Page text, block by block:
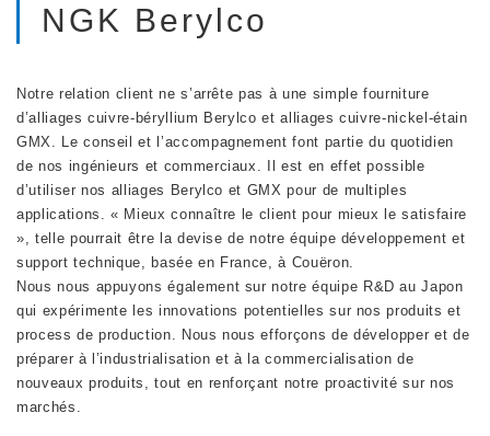
NGK Berylco
Notre relation client ne s’arrête pas à une simple fourniture
d’alliages cuivre-béryllium Berylco et alliages cuivre-nickel-étain
GMX. Le conseil et l’accompagnement font partie du quotidien
de nos ingénieurs et commerciaux. Il est en effet possible
d’utiliser nos alliages Berylco et GMX pour de multiples
applications. « Mieux connaître le client pour mieux le satisfaire
», telle pourrait être la devise de notre équipe développement et
support technique, basée en France, à Couëron.
Nous nous appuyons également sur notre équipe R&D au Japon
qui expérimente les innovations potentielles sur nos produits et
process de production. Nous nous efforçons de développer et de
préparer à l’industrialisation et à la commercialisation de
nouveaux produits, tout en renforçant notre proactivité sur nos
marchés.